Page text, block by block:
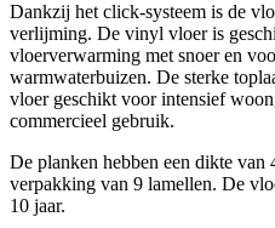
Dankzij het click-systeem is de
verlijming. De vinyl vloer is
vloerverwarming met snoer en
warmwaterbuizen. De sterke
vloer geschikt voor intensief
commercieel gebruik.
De planken hebben een dikte van
verpakking van 9 lamellen. De
10 jaar.